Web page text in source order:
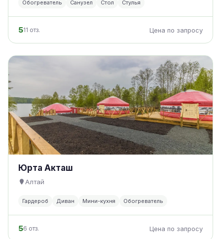
Обогреватель Санузел Стол Стулья
511 отз. Цена по запросу
Юрта Акташ
Алтай
Гардероб Диван Мини-кухня Обогреватель
56 отз. Цена по запросу